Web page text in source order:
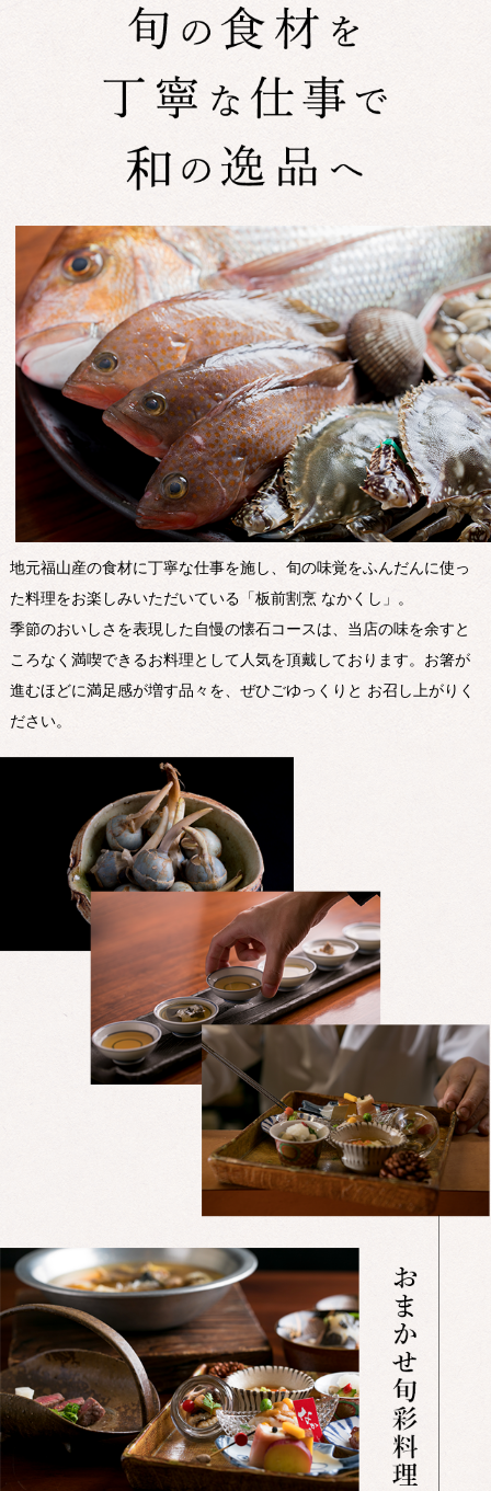
地元福山産の食材に丁寧な仕事を施し、旬の味覚をふんだんに使っ
た料理をお楽しみいただいている「板前割烹 なかくし」。
季節のおいしさを表現した自慢の懐石コースは、当店の味を余すと
ころなく満喫できるお料理として人気を頂戴しております。お箸が
進むほどに満足感が増す品々を、ぜひごゆっくりと お召し上がりく
ださい。